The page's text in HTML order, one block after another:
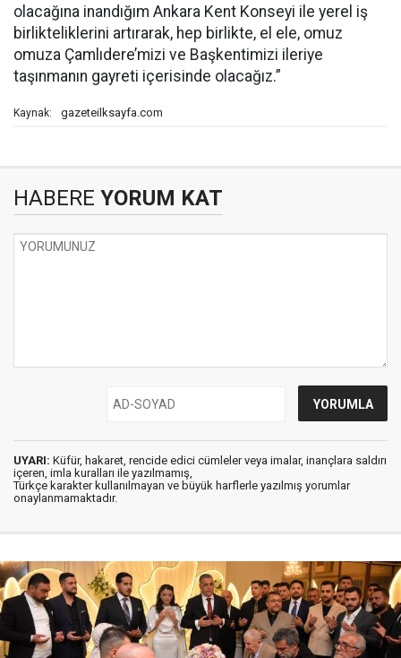
olacağına inandığım Ankara Kent Konseyi ile yerel iş
birlikteliklerini artırarak, hep birlikte, el ele, omuz
omuza Çamlıdere’mizi ve Başkentimizi ileriye
taşınmanın gayreti içerisinde olacağız.”
Kaynak: gazeteilksayfa.com
HABERE YORUM KAT
UYARI: Küfür, hakaret, rencide edici cümleler veya imalar, inançlara saldırı
içeren, imla kuralları ile yazılmamış,
Türkçe karakter kullanılmayan ve büyük harflerle yazılmış yorumlar
onaylanmamaktadır.